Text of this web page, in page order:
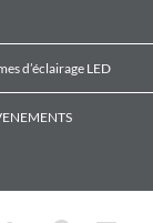
d’éclairage LED